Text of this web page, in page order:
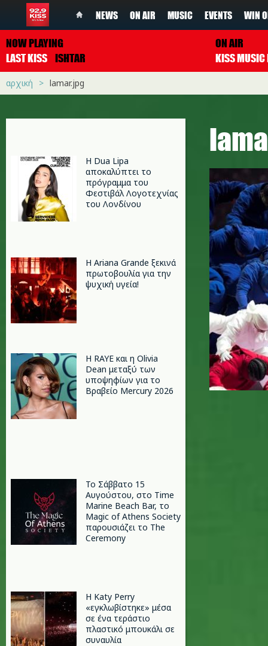
NEWS ON AIR MUSIC EVENTS WIN
NOW PLAYING
LAST KISS ISHTAR
ON AIR
αρχική lamar.jpg
Η Dua Lipa
αποκαλύπτει το
πρόγραμμα του
Φεστιβάλ Λογοτεχνίας
του Λονδίνου
Η Ariana Grande ξεκινά
πρωτοβουλία για την
ψυχική υγεία!
Η RAYE και η Olivia
Dean μεταξύ των
υποψηφίων για το
Βραβείο Mercury 2026
Το Σάββατο 15
Αυγούστου, στο Time
Marine Beach Bar, το
Magic of Athens Society
παρουσιάζει το The
Ceremony
H Katy Perry
«εγκλωβίστηκε» μέσα
σε ένα τεράστιο
πλαστικό μπουκάλι σε
συναυλία